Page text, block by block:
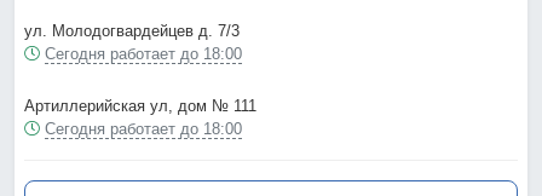
ул. Молодогвардейцев д. 7/3
Сегодня работает до 18:00
Артиллерийская ул, дом № 111
Сегодня работает до 18:00